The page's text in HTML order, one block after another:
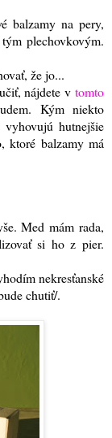
balzamy na pery,
plechovkovým.
že jo...
nájdete v tomto
Kým niekto
hutnejšie
ktoré balzamy má
Med mám rada,
si ho z pier.
nekresťanské
chutiť/.